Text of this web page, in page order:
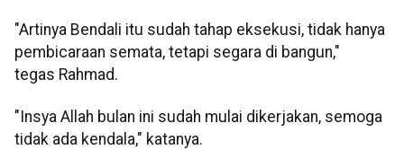
"Artinya Bendali itu sudah tahap eksekusi, tidak hanya
pembicaraan semata, tetapi segara di bangun,"
tegas Rahmad.
"Insya Allah bulan ini sudah mulai dikerjakan, semoga
tidak ada kendala," katanya.